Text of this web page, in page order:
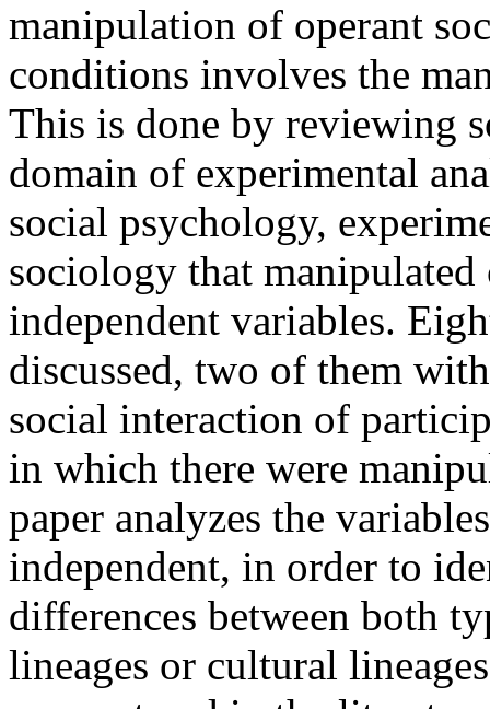
manipulation of operant
conditions involves the
This is done by reviewing
domain of experimental
social psychology,
sociology that
independent variables.
discussed, two of them
social interaction of
in which there were
paper analyzes the
independent, in order to
differences between both
lineages or cultural